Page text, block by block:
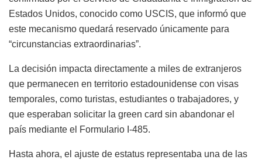
Estados Unidos, conocido como USCIS, que informó que
este mecanismo quedará reservado únicamente para
“circunstancias extraordinarias”.
La decisión impacta directamente a miles de extranjeros
que permanecen en territorio estadounidense con visas
temporales, como turistas, estudiantes o trabajadores, y
que esperaban solicitar la green card sin abandonar el
país mediante el Formulario I-485.
Hasta ahora, el ajuste de estatus representaba una de las